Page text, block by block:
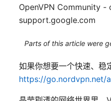
OpenVPN Community -
support.google.com
Parts of this article were
如果你想要一个快速、稳
https://go.nordvpn.net/